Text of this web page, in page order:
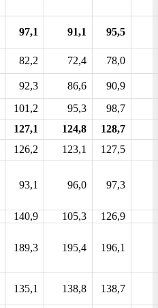
97,1 91,1
95,5
82,2 72,4
78,0
92,3 86,6
90,9
101,2 95,3
98,7
127,1 124,8
128,7
126,2 123,1
127,5
93,1 96,0 97,3
140,9 105,3
126,9
189,3 195,4 196,1
135,1 138,8 138,7